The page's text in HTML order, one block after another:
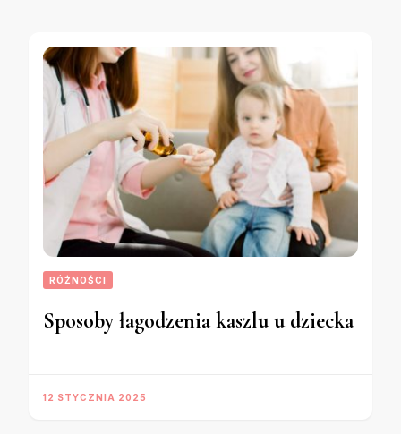
RÓŻNOŚCI
Sposoby łagodzenia kaszlu u dziecka
12 STYCZNIA 2025